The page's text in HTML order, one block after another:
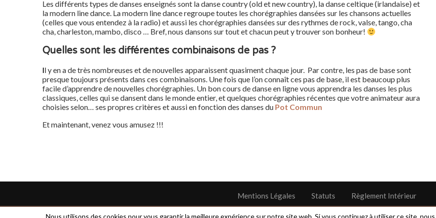
Les différents types de danses enseignés sont la danse country (old et new country), la danse celtique (irlandaise) et
la modern line dance. La modern line dance regroupe toutes les chorégraphies dansées sur les chansons actuelles
(celles que vous entendez à la radio) et aussi les chorégraphies dansées sur des rythmes de rock, valse, tango, cha
cha, charleston, mambo, disco … Bref, nous dansons sur tout et chacun peut y trouver son bonheur!
Quelles sont les différentes combinaisons de pas ?
Il y en a de très nombreuses et de nouvelles apparaissent quasiment chaque jour. Par contre, les pas de base sont
presque toujours présents dans ces combinaisons. Une fois que l’on connaît ces pas de base, il est beaucoup plus
facile d’apprendre de nouvelles chorégraphies. Un bon cours de danse en ligne vous apprendra les danses les plus
classiques, celles qui se dansent dans le monde entier, et quelques chorégraphies récentes que votre animateur aura
choisies selon… ses propres critères et aussi en fonction des danses du Pot Commun
Et maintenant, venez vous amusez !!!
Mentions Légales Statuts Règlement Intérieur
Nous utilisons des cookies pour vous garantir la meilleure expérience sur notre site web. Si vous continuez à utiliser ce site,